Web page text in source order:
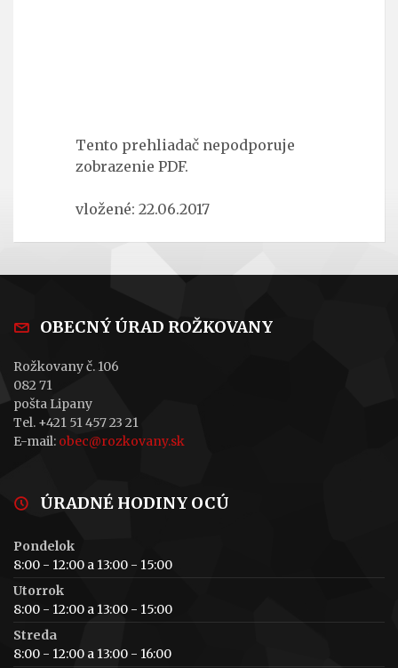
Tento prehliadač nepodporuje
zobrazenie PDF.
vložené: 22.06.2017
OBECNÝ ÚRAD ROŽKOVANY
Rožkovany č. 106
082 71
pošta Lipany
Tel. +421 51 457 23 21
E-mail: obec@rozkovany.sk
ÚRADNÉ HODINY OCÚ
Pondelok
8:00 - 12:00 a 13:00 - 15:00
Utorrok
8:00 - 12:00 a 13:00 - 15:00
Streda
8:00 - 12:00 a 13:00 - 16:00